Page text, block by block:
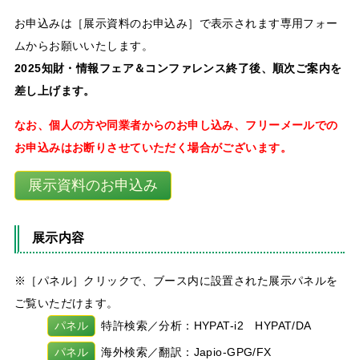
お申込みは［展示資料のお申込み］で表示されます専用フォー
ムからお願いいたします。
2025知財・情報フェア＆コンファレンス終了後、順次ご案内を
差し上げます。
なお、個人の方や同業者からのお申し込み、フリーメールでの
お申込みはお断りさせていただく場合がございます。
展示資料のお申込み
展示内容
※［パネル］クリックで、ブース内に設置された展示パネルを
ご覧いただけます。
パネル
特許検索／分析：HYPAT-i2 HYPAT/DA
パネル 海外検索／翻訳：Japio-GPG/FX